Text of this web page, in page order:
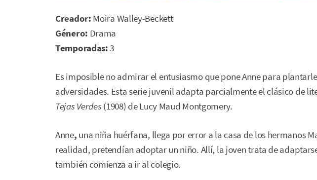
Creador: Moira Walley-Beckett
Género: Drama
Temporadas:3
Es imposible no admirar el entusiasmo que pone Anne para
adversidades. Esta serie juvenil adapta parcialmente el clásico de
Tejas Verdes (1908) de Lucy Maud Montgomery.
Anne, una niña huérfana, llega por error a la casa de los hermanos
realidad, pretendían adoptar un niño. Allí, la joven trata de
también comienza a ir al colegio.